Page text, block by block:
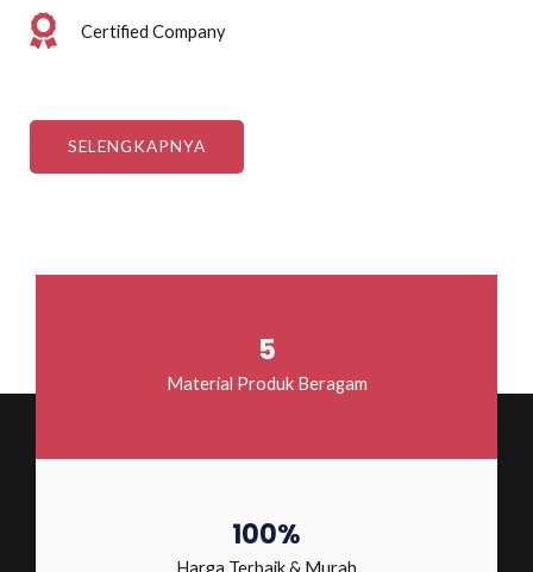
Certified Company
SELENGKAPNYA
5
Material Produk Beragam
100%